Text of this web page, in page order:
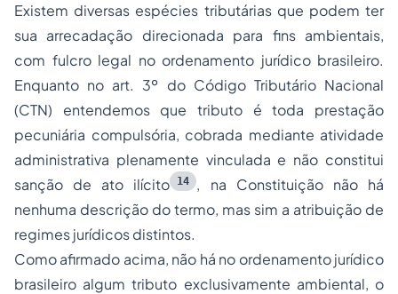
Existem diversas espécies tributárias que podem ter
sua arrecadação direcionada para fins ambientais,
com fulcro legal no ordenamento jurídico brasileiro.
Enquanto no art. 3º do Código Tributário Nacional
(CTN) entendemos que tributo é toda prestação
pecuniária compulsória, cobrada mediante atividade
administrativa plenamente vinculada e não constitui
sanção de ato ilícito
14
, na Constituição não há
nenhuma descrição do termo, mas sim a atribuição de
regimes jurídicos distintos.
Como afirmado acima, não há no ordenamento jurídico
brasileiro algum tributo exclusivamente ambiental, o